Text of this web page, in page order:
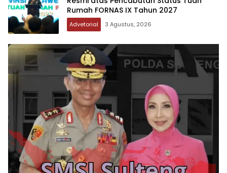
Rumah FORNAS IX Tahun 2027
Advetorial 3 Agustus, 2026